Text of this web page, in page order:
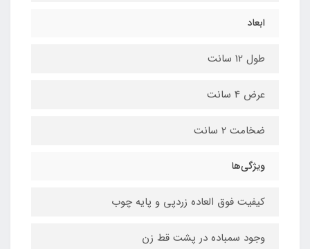
ابعاد
طول 12 سانت
عرض 4 سانت
ضخامت 2 سانت
ویژگی‌ها
کیفیت فوق العاده زردپی و پایه چوب
وجود سمباده در پشت قط زن